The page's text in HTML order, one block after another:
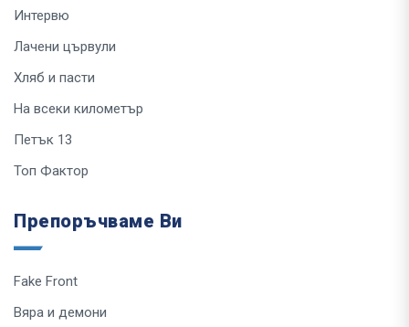
Интервю
Лачени цървули
Хляб и пасти
На всеки километър
Петък 13
Топ Фактор
Препоръчваме Ви
Fake Front
Вяра и демони